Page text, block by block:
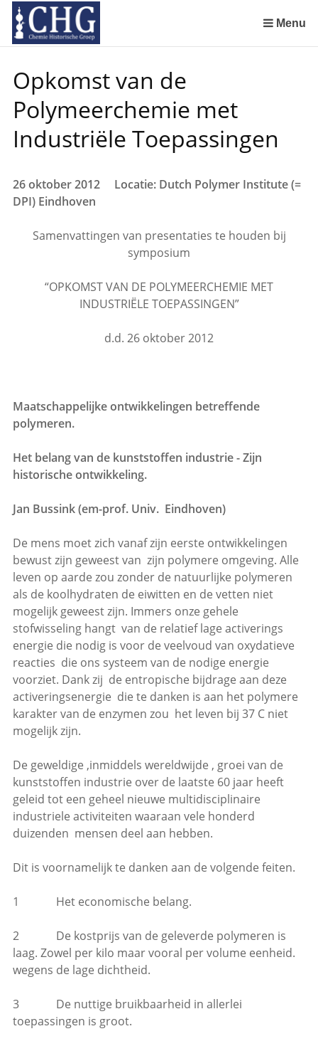
links
over
naar
de
inhoud
Spring
naar
menu
Menu
Opkomst van de
Polymeerchemie met
Industriële Toepassingen
26 oktober 2012 Locatie: Dutch Polymer Institute (=
DPI) Eindhoven
Samenvattingen van presentaties te houden bij
symposium
“OPKOMST VAN DE POLYMEERCHEMIE MET
INDUSTRIËLE TOEPASSINGEN”
d.d. 26 oktober 2012
Maatschappelijke ontwikkelingen betreffende
polymeren.
Het belang van de kunststoffen industrie - Zijn
historische ontwikkeling.
Jan Bussink (em-prof. Univ. Eindhoven)
De mens moet zich vanaf zijn eerste ontwikkelingen
bewust zijn geweest van zijn polymere omgeving. Alle
leven op aarde zou zonder de natuurlijke polymeren
als de koolhydraten de eiwitten en de vetten niet
mogelijk geweest zijn. Immers onze gehele
stofwisseling hangt van de relatief lage activerings
energie die nodig is voor de veelvoud van oxydatieve
reacties die ons systeem van de nodige energie
voorziet. Dank zij de entropische bijdrage aan deze
activeringsenergie die te danken is aan het polymere
karakter van de enzymen zou het leven bij 37 C niet
mogelijk zijn.
De geweldige ,inmiddels wereldwijde , groei van de
kunststoffen industrie over de laatste 60 jaar heeft
geleid tot een geheel nieuwe multidisciplinaire
industriele activiteiten waaraan vele honderd
duizenden mensen deel aan hebben.
Dit is voornamelijk te danken aan de volgende feiten.
1 Het economische belang.
2 De kostprijs van de geleverde polymeren is
laag. Zowel per kilo maar vooral per volume eenheid.
wegens de lage dichtheid.
3 De nuttige bruikbaarheid in allerlei
toepassingen is groot.